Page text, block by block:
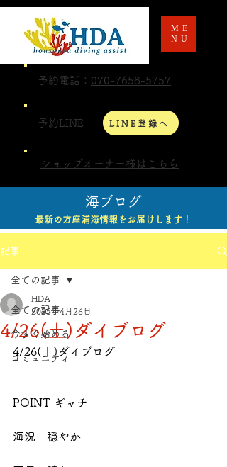
予約電話： 070-7658-5757
予約LINE LINE登録へ
ショップオーナー様はこちら
ME
NU
海ブログ
最新の方座浦海情報をお届けします！
記事
全ての記事
今すぐ始める
コミュニティ
全ての記事
4/26(土)ダイブログ
HDA
2025年4月26日
4/26(土)ダイブログ
POINT ギャチ
海況　穏やか